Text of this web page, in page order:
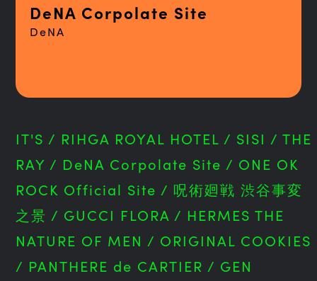
DeNA Corpolate Site
DeNA
IT'S / RIHGA ROYAL HOTEL / SISI /THE
RAY / DeNA Corpolate Site / ONE OK
ROCK Official Site / 呪術廻戦 渋谷事変
之景 / GUCCI FLORA / HERMES THE
NATURE OF MEN / ORIGINAL COOKIES
/ PANTHERE de CARTIER / GEN